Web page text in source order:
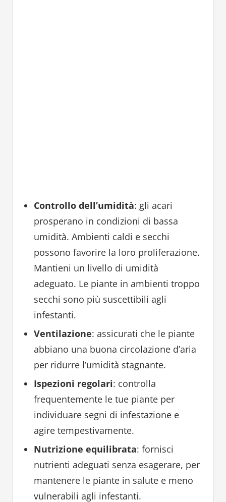
Controllo dell’umidità: gli acari
prosperano in condizioni di bassa
umidità. Ambienti caldi e secchi
possono favorire la loro proliferazione.
Mantieni un livello di umidità
adeguato. Le piante in ambienti troppo
secchi sono più suscettibili agli
infestanti.
Ventilazione: assicurati che le piante
abbiano una buona circolazione d’aria
per ridurre l’umidità stagnante.
Ispezioni regolari: controlla
frequentemente le tue piante per
individuare segni di infestazione e
agire tempestivamente.
Nutrizione equilibrata: fornisci
nutrienti adeguati senza esagerare, per
mantenere le piante in salute e meno
vulnerabili agli infestanti.